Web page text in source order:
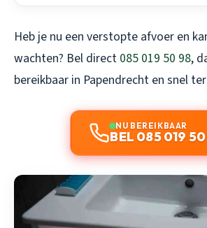
Heb je nu een verstopte afvoer en
wachten? Bel direct 085 019 50 98,
bereikbaar in Papendrecht en snel
NU BEREIKBAAR
BEL 085 019